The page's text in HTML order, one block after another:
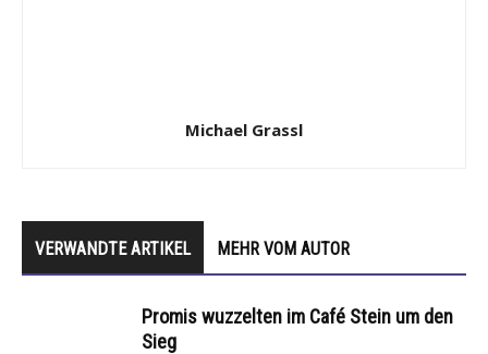
Michael Grassl
VERWANDTE ARTIKEL MEHR VOM AUTOR
Promis wuzzelten im Café Stein um den
Sieg